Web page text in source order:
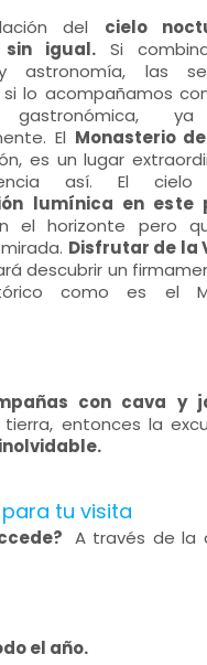
del cielo
sin igual. Si
astronomía, las
si lo acompañamos
gastronómica,
El Monasterio
es un lugar
así. El cielo
lumínica en este
el horizonte pero
Disfrutar de la
descubrir un
como es el
con cava y
entonces la
tu visita
A través de la
el año.